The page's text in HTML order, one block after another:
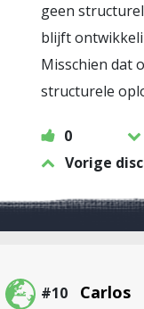
geen
blijft
Misschien dat
structurele
0
Vorige
#10 Carlos